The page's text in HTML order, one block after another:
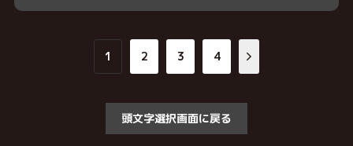
1 2 3 4
頭文字選択画面に戻る